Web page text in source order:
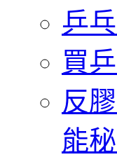
乒
買
反
能